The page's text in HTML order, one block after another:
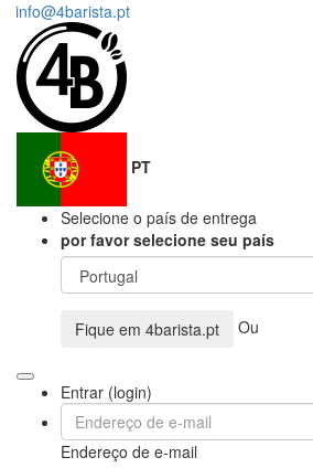
info@4barista.pt
PT
Selecione o país de entrega
por favor selecione seu país
Fique em 4barista.pt Ou
Entrar (login)
Endereço de e-mail